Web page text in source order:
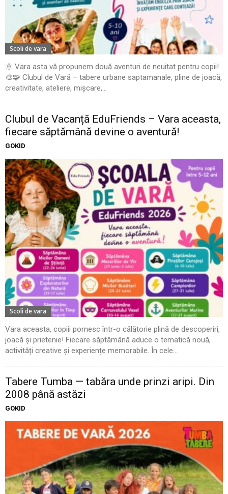
Scoli de vara
🌞 Vara asta vă propunem două aventuri de neuitat pentru copii!
🎨🧩 Clubul de Vară – tabere urbane saptamanale, pline de joacă,
creativitate, ateliere, mișcare,...
Clubul de Vacanță EduFriends – Vara aceasta,
fiecare săptămână devine o aventură!
GOKID
Scoli de vara
Vara aceasta, copiii pornesc într-o călătorie plină de descoperiri,
joacă și prietenie! Fiecare săptămână aduce o tematică nouă,
activități creative și experiențe memorabile. În cele...
Tabere Tumba — tabăra unde prinzi aripi. Din
2008 până astăzi
GOKID